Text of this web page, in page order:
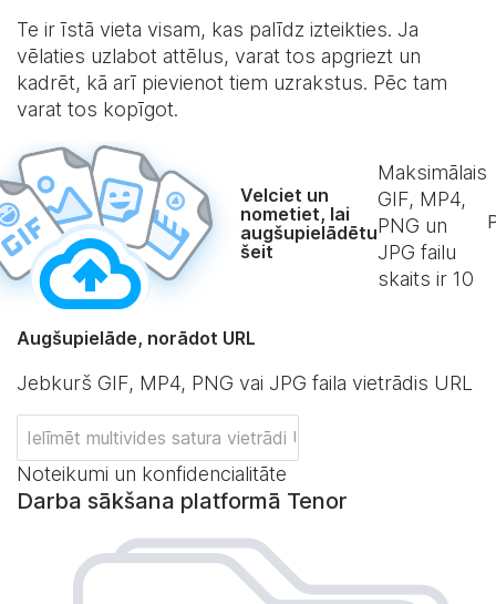
Te ir īstā vieta visam, kas palīdz izteikties. Ja
vēlaties uzlabot attēlus, varat tos apgriezt un
kadrēt, kā arī pievienot tiem uzrakstus. Pēc tam
varat tos kopīgot.
Velciet un
nometiet, lai
augšupielādētu
šeit
Maksimālais
GIF, MP4,
PNG un
JPG failu
skaits ir 10
Augšupielāde, norādot URL
Jebkurš GIF, MP4, PNG vai JPG faila vietrādis URL
Noteikumi un konfidencialitāte
Darba sākšana platformā Tenor